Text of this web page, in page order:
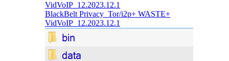
BlackBelt Privacy_Tor/i2p+ WASTE+
VidVoIP_12.2023.12.1